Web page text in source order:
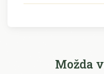
Možda